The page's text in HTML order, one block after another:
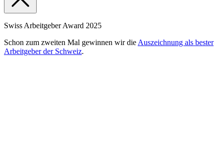
Swiss Arbeitgeber Award 2025
Schon zum zweiten Mal gewinnen wir die Auszeichnung als bester
Arbeitgeber der Schweiz.